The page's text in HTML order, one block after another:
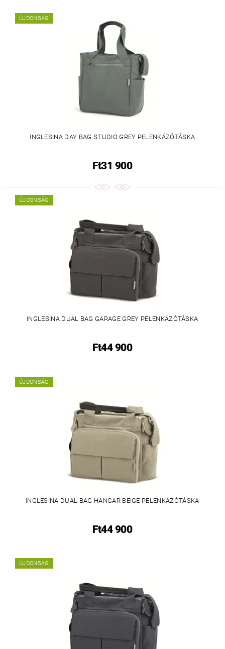
ÚJDONSÁG
INGLESINA DAY BAG STUDIO GREY PELENKÁZÓTÁSKA
Ft31 900
ÚJDONSÁG
INGLESINA DUAL BAG GARAGE GREY PELENKÁZÓTÁSKA
Ft44 900
ÚJDONSÁG
INGLESINA DUAL BAG HANGAR BEIGE PELENKÁZÓTÁSKA
Ft44 900
ÚJDONSÁG